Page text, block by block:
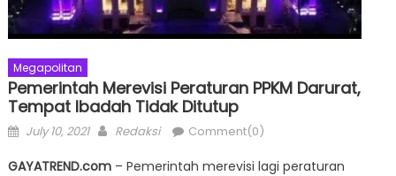
Megapolitan
Pemerintah Merevisi Peraturan PPKM Darurat,
Tempat Ibadah Tidak Ditutup
Posted
July 10, 2021 Author
Redaksi Comment(0)
GAYATREND.com– Pemerintah merevisi lagi peraturan